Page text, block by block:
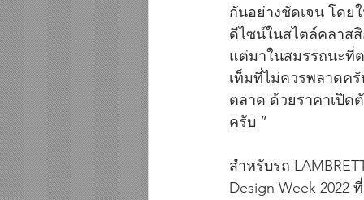
กันอย่างชัดเจน โดย
ดีไซน์ในสไตล์คลาส
แต่มาในสมรรถนะที่ต
เท็มที่ไม่ควรพลาดครั
ตลาด ด้วยราคาเปิด
ครับ ”
สำหรับรถ
Design Week